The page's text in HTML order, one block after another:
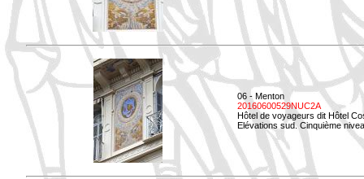
06 - Menton
20160600529NUC2A
Hôtel de voyageurs dit Hôtel
Elévations sud. Cinquième